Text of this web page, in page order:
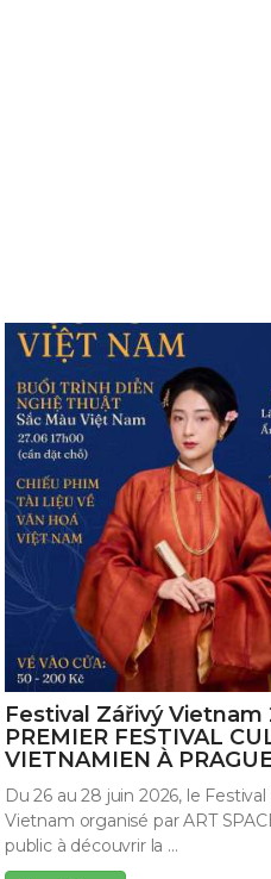
Festival Zářivý Vietnam
PREMIER FESTIVAL
VIETNAMIEN À
Du 26 au 28 juin 2026, le
Vietnam organisé par ART
public à découvrir la ...